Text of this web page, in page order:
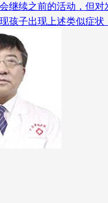
继续之前的活动，但
孩子出现上述类似症